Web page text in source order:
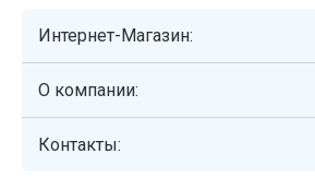
Интернет-Магазин:
О компании:
Контакты: